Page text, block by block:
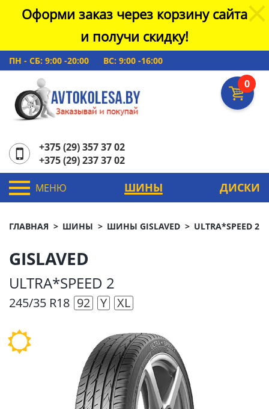
Оформи заказ через корзину сайта
и получи скидку!
ПН - СБ: 9:00 -20:00 ВС: 9:00 -16:00
0
+375 (29) 357 37 02
+375 (29) 237 37 02
МЕНЮ ШИНЫ ДИСКИ
ГЛАВНАЯ ШИНЫ ШИНЫ GISLAVED ULTRA*SPEED 2
GISLAVED
ULTRA*SPEED 2
245/35 R18 92 Y XL